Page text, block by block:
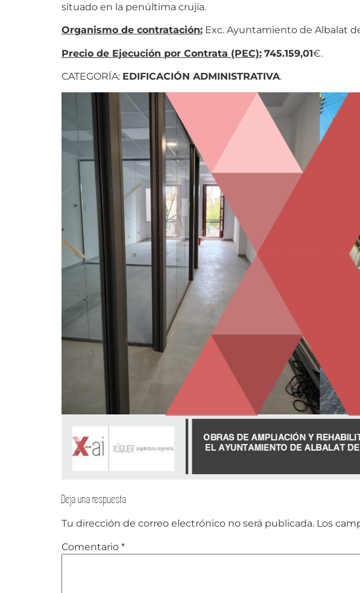
situado en la penúltima crujía.
Organismo de contratación: Exc. Ayuntamiento de Albalat
Precio de Ejecución por Contrata (PEC): 745.159,01€.
CATEGORÍA: EDIFICACIÓN ADMINISTRATIVA.
Deja una respuesta
Tu dirección de correo electrónico no será publicada. Los
Comentario *